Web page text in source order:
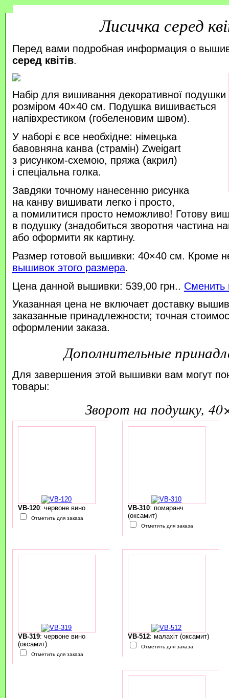
Лисичка серед
Перед вами подробная информация о
серед квітів.
Набір для вишивання декоративної подушки
розміром 40×40 см. Подушка вишивається
напівхрестиком (гобеленовим швом).
У наборі є все необхідне: німецька
бавовняна канва (страмін) Zweigart
з рисунком-схемою, пряжа (акрил)
і спеціальна голка.
Завдяки точному нанесенню рисунка
на канву вишивати легко і просто,
а помилитися просто неможливо! Готову
в подушку (знадобиться зворотня частина
або оформити як картину.
Размер готовой вышивки: 40×40 см. Кроме
вышивок этого размера.
Цена данной вышивки: 539,00 грн.. Сменить
Указанная цена не включает доставку
заказанные принадлежности; точная
оформлении заказа.
Дополнительные
Для завершения этой вышивки вам могут
товары:
зворот на подушку,
VB-120: червоне вино
Отметить для заказа
VB-310: помаранч
(оксамит)
Отметить для заказа
VB-319: червоне вино
(оксамит)
Отметить для заказа
VB-512: малахіт (оксамит)
Отметить для заказа